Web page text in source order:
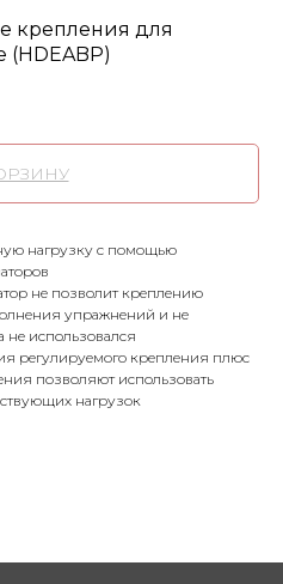
крепления для
(HDEABP)
нагрузку с помощью
не позволит креплению
упражнений и не
не использовался
регулируемого крепления плюс
позволяют использовать
нагрузок